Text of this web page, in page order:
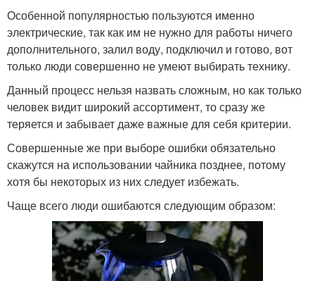
Особенной популярностью пользуются именно
электрические, так как им не нужно для работы ничего
дополнительного, залил воду, подключил и готово, вот
только люди совершенно не умеют выбирать технику.
Данный процесс нельзя назвать сложным, но как только
человек видит широкий ассортимент, то сразу же
теряется и забывает даже важные для себя критерии.
Совершенные же при выборе ошибки обязательно
скажутся на использовании чайника позднее, потому
хотя бы некоторых из них следует избежать.
Чаще всего люди ошибаются следующим образом: